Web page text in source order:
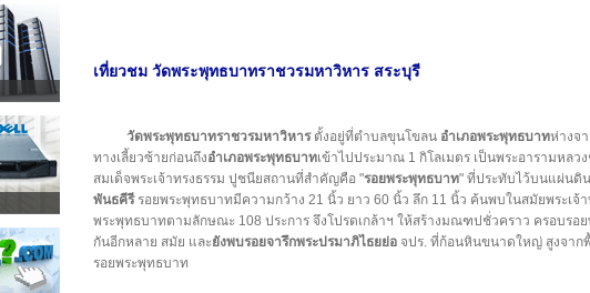
เที่ยวชม วัดพระพุทธบาทราชวรมหาวิหาร สระบุรี
วัดพระพุทธบาทราชวรมหาวิหารตั้งอยู่ที่ตำบลขุนโขลน อำเภอพระพุทธบาทห่างจ
ทางเลี้ยวซ้ายก่อนถึงอำเภอพระพุทธบาทเข้าไปประมาณ 1 กิโลเมตร เป็นพระอารามหลว
สมเด็จพระเจ้าทรงธรรม ปูชนียสถานที่สำคัญคือ "รอยพระพุทธบาท" ที่ประทับไว้บนแผ่นดิ
พันธคีรีรอยพระพุทธบาทมีความกว้าง 21 นิ้ว ยาว 60 นิ้ว ลึก 11 นิ้ว ค้นพบในสมัยพระเจ้า
พระพุทธบาทตามลักษณะ 108 ประการ จึงโปรดเกล้าฯ ให้สร้างมณฑปชั่วคราว ครอบรอ
กันอีกหลาย สมัย และยังพบรอยจารึกพระปรมาภิไธยย่อ จปร. ที่ก้อนหินขนาดใหญ่ สูงจาก
รอยพระพุทธบาท